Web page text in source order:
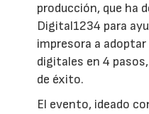
producción, que ha
Digital1234 para
impresora a
digitales en 4
de éxito.
El evento, ideado